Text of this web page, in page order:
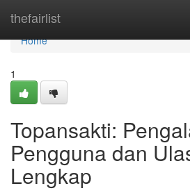
thefairlist
Home
Home
1
Topansakti:
Pengguna dan
Lengkap